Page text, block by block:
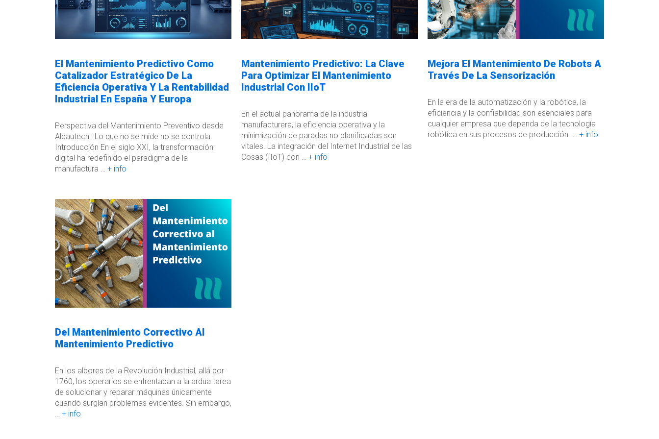
El Mantenimiento Predictivo Como
Catalizador Estratégico De La
Eficiencia Operativa Y La Rentabilidad
Industrial En España Y Europa
Perspectiva del Mantenimiento Preventivo desde
Alcautech : Lo que no se mide no se controla.
Introducción En el siglo XXI, la transformación
digital ha redefinido el paradigma de la
manufactura … + info
Mantenimiento Predictivo: La Clave
Para Optimizar El Mantenimiento
Industrial Con IIoT
En el actual panorama de la industria
manufacturera, la eficiencia operativa y la
minimización de paradas no planificadas son
vitales. La integración del Internet Industrial de las
Cosas (IIoT) con … + info
Mejora El Mantenimiento De Robots A
Través De La Sensorización
En la era de la automatización y la robótica, la
eficiencia y la confiabilidad son esenciales para
cualquier empresa que dependa de la tecnología
robótica en sus procesos de producción. … + info
Del Mantenimiento Correctivo Al
Mantenimiento Predictivo
En los albores de la Revolución Industrial, allá por
1760, los operarios se enfrentaban a la ardua tarea
de solucionar y reparar máquinas únicamente
cuando surgían problemas evidentes. Sin embargo,
… + info